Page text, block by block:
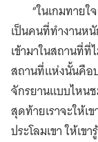
“ในเกมทายใ
เป็นคนที่ทำงานห
เข้ามาในสถานที่
สถานที่แห่งนั้นคือบ
จักรยานแบบไหน
สุดท้ายเราจะให้เ
ประโลมเขา ให้เ